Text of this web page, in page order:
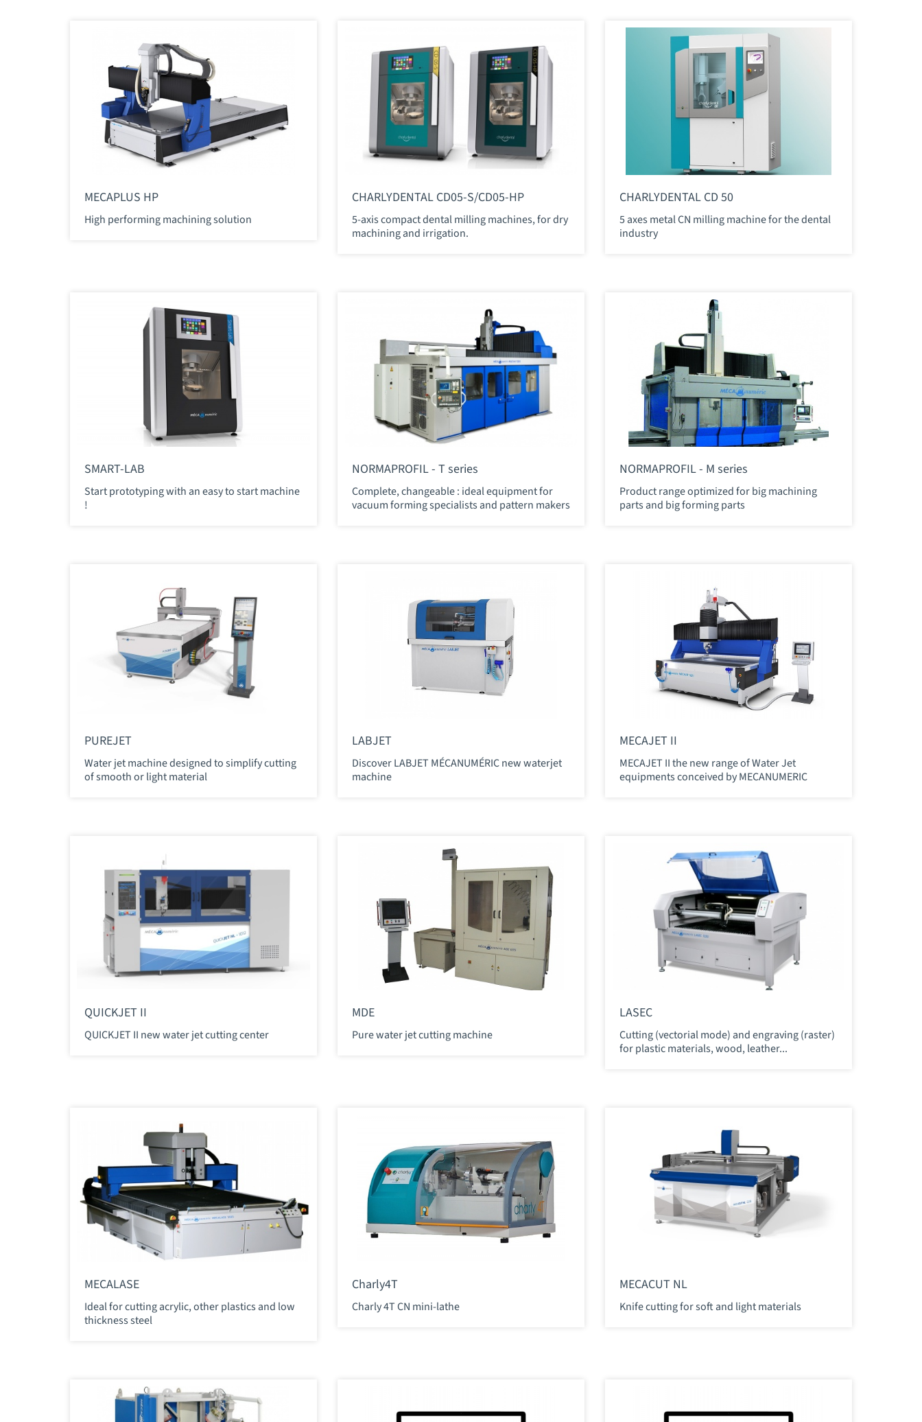
MECAPLUS HP
High performing machining solution
CHARLYDENTAL CD05-S/CD05-HP
5-axis compact dental milling machines, for dry
machining and irrigation.
CHARLYDENTAL CD 50
5 axes metal CN milling machine for the dental
industry
SMART-LAB
Start prototyping with an easy to start machine
!
NORMAPROFIL - T series
Complete, changeable : ideal equipment for
vacuum forming specialists and pattern makers
NORMAPROFIL - M series
Product range optimized for big machining
parts and big forming parts
PUREJET
Water jet machine designed to simplify cutting
of smooth or light material
LABJET
Discover LABJET MÉCANUMÉRIC new waterjet
machine
MECAJET II
MECAJET II the new range of Water Jet
equipments conceived by MECANUMERIC
QUICKJET II
QUICKJET II new water jet cutting center
MDE
Pure water jet cutting machine
LASEC
Cutting (vectorial mode) and engraving (raster)
for plastic materials, wood, leather...
MECALASE
Ideal for cutting acrylic, other plastics and low
thickness steel
Charly4T
Charly 4T CN mini-lathe
MECACUT NL
Knife cutting for soft and light materials